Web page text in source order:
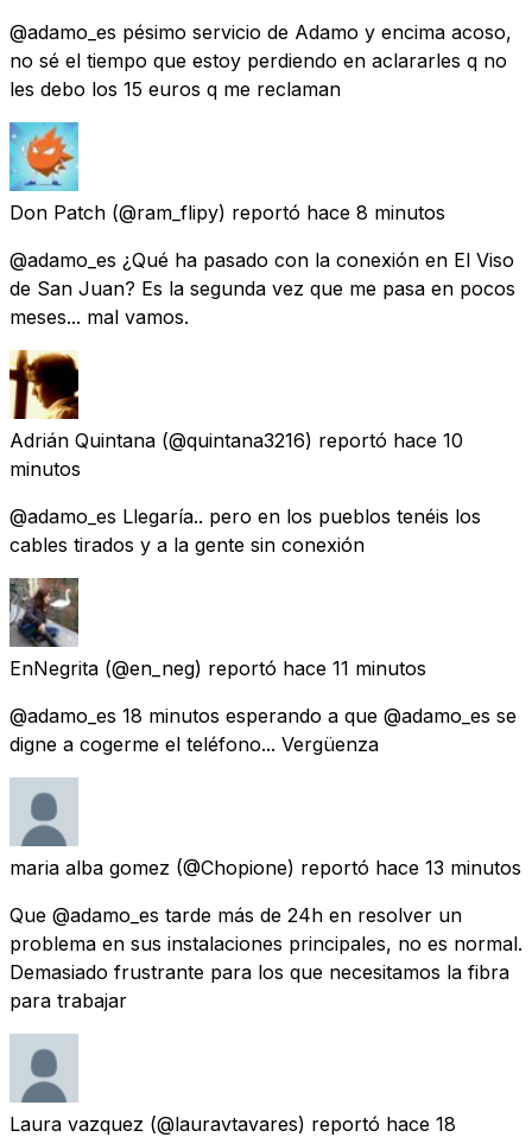
@adamo_es pésimo servicio de Adamo y encima acoso,
no sé el tiempo que estoy perdiendo en aclararles q no
les debo los 15 euros q me reclaman
Don Patch (@ram_flipy) reportó hace 8 minutos
@adamo_es ¿Qué ha pasado con la conexión en El Viso
de San Juan? Es la segunda vez que me pasa en pocos
meses... mal vamos.
Adrián Quintana (@quintana3216) reportó hace 10
minutos
@adamo_es Llegaría.. pero en los pueblos tenéis los
cables tirados y a la gente sin conexión
EnNegrita (@en_neg) reportó hace 11 minutos
@adamo_es 18 minutos esperando a que @adamo_es se
digne a cogerme el teléfono... Vergüenza
maria alba gomez (@Chopione) reportó hace 13 minutos
Que @adamo_es tarde más de 24h en resolver un
problema en sus instalaciones principales, no es normal.
Demasiado frustrante para los que necesitamos la fibra
para trabajar
Laura vazquez (@lauravtavares) reportó hace 18